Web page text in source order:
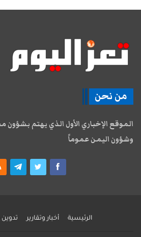
من نحن
الموقع الإخباري الأول الذي يهتم
وشؤون اليمن عموماً
الرئيسية أخبار وتقارير تدوين